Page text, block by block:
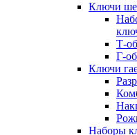
Ключи
Т-
Г-
Ключи
Наборы